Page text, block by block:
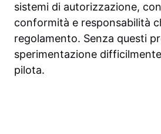
sistemi di autorizzazione,
conformità e responsabilità
regolamento. Senza questi
sperimentazione
pilota.